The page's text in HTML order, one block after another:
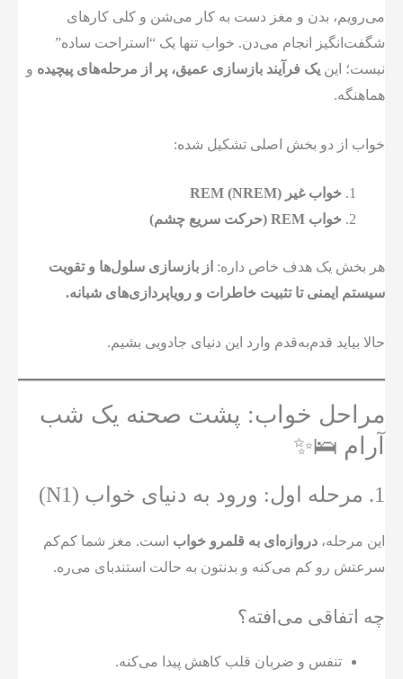
می‌رویم، بدن و مغز دست به کار می‌شن و کلی کارهای
شگفت‌انگیز انجام می‌دن. خواب تنها یک “استراحت ساده”
نیست؛ این یک فرآیند بازسازی عمیق، پر از مرحله‌های پیچیده و
هماهنگه.
خواب از دو بخش اصلی تشکیل شده:
خواب غیر REM (NREM)
خواب REM (حرکت سریع چشم)
هر بخش یک هدف خاص داره: از بازسازی سلول‌ها و تقویت
سیستم ایمنی تا تثبیت خاطرات و رویاپردازی‌های شبانه.
حالا بیاید قدم‌به‌قدم وارد این دنیای جادویی بشیم.
مراحل خواب: پشت صحنه یک شب
آرام 🛌✨
1. مرحله اول: ورود به دنیای خواب (N1)
این مرحله، دروازه‌ای به قلمرو خواب است. مغز شما کم‌کم
سرعتش رو کم می‌کنه و بدنتون به حالت استندبای می‌ره.
چه اتفاقی می‌افته؟
تنفس و ضربان قلب کاهش پیدا می‌کنه.